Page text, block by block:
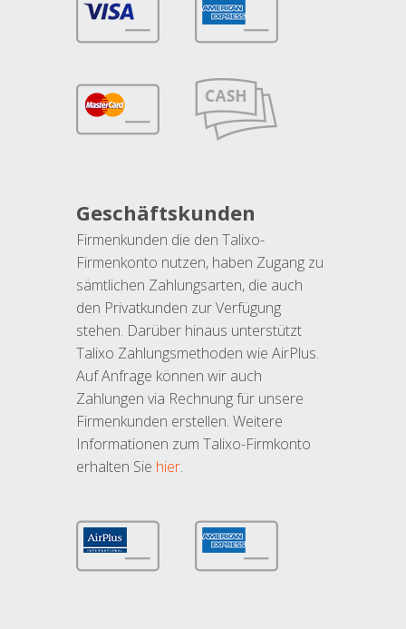
Geschäftskunden
Firmenkunden die den Talixo-
Firmenkonto nutzen, haben Zugang zu
sämtlichen Zahlungsarten, die auch
den Privatkunden zur Verfügung
stehen. Darüber hinaus unterstützt
Talixo Zahlungsmethoden wie AirPlus.
Auf Anfrage können wir auch
Zahlungen via Rechnung für unsere
Firmenkunden erstellen. Weitere
Informationen zum Talixo-Firmkonto
erhalten Sie hier.